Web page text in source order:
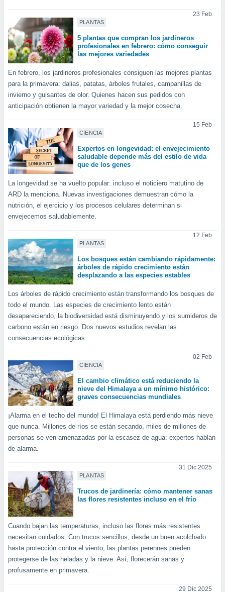
para
ni para
o
aunque
Puedes
acceder a
web a
abono
similares
como
este sitio
de
posible
traten tus
en
Para
su
u
datos
momento
en
en
de
un
o acceder
datos
PLANTAS
23 Feb
5 plantas que compran los jardineros
profesionales en febrero: cómo conseguir
las mejores variedades
En febrero, los jardineros profesionales consiguen las mejores plantas
para la primavera: dalias, patatas, árboles frutales, campanillas de
invierno y guisantes de olor. Quienes hacen sus pedidos con
anticipación obtienen la mayor variedad y la mejor cosecha.
CIENCIA
15 Feb
Expertos en longevidad: el envejecimiento
saludable depende más del estilo de vida
que de los genes
La longevidad se ha vuelto popular: incluso el noticiero matutino de
ARD la menciona. Nuevas investigaciones demuestran cómo la
nutrición, el ejercicio y los procesos celulares determinan si
envejecemos saludablemente.
PLANTAS
12 Feb
Los bosques están cambiando rápidamente:
árboles de rápido crecimiento están
desplazando a las especies estables
Los árboles de rápido crecimiento están transformando los bosques de
todo el mundo. Las especies de crecimiento lento están
desapareciendo, la biodiversidad está disminuyendo y los sumideros de
carbono están en riesgo. Dos nuevos estudios revelan las
consecuencias ecológicas.
CIENCIA
02 Feb
El cambio climático está reduciendo la
nieve del Himalaya a un mínimo histórico:
graves consecuencias mundiales
¡Alarma en el techo del mundo! El Himalaya está perdiendo más nieve
que nunca. Millones de ríos se están secando, miles de millones de
personas se ven amenazadas por la escasez de agua: expertos hablan
de alarma.
PLANTAS
31 Dic 2025
Trucos de jardinería: cómo mantener sanas
las flores resistentes incluso en el frío
Cuando bajan las temperaturas, incluso las flores más resistentes
necesitan cuidados. Con trucos sencillos, desde un buen acolchado
hasta protección contra el viento, las plantas perennes pueden
protegerse de las heladas y la nieve. Así, florecerán sanas y
profusamente en primavera.
29 Dic 2025